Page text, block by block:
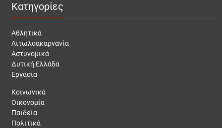
Κατηγορίες
Αθλητικά
Αιτωλοακαρνανία
Αστυνομικά
Δυτική Ελλάδα
Εργασία
Κοινωνικά
Οικονομία
Παιδεία
Πολιτικά